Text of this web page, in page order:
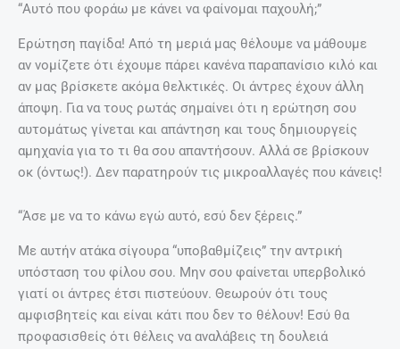
“Αυτό που φοράω με κάνει να φαίνομαι παχουλή;”
Ερώτηση παγίδα! Από τη μεριά μας θέλουμε να μάθουμε
αν νομίζετε ότι έχουμε πάρει κανένα παραπανίσιο κιλό και
αν μας βρίσκετε ακόμα θελκτικές. Οι άντρες έχουν άλλη
άποψη. Για να τους ρωτάς σημαίνει ότι η ερώτηση σου
αυτομάτως γίνεται και απάντηση και τους δημιουργείς
αμηχανία για το τι θα σου απαντήσουν. Αλλά σε βρίσκουν
οκ (όντως!). Δεν παρατηρούν τις μικροαλλαγές που κάνεις!
“Άσε με να το κάνω εγώ αυτό, εσύ δεν ξέρεις.”
Με αυτήν ατάκα σίγουρα “υποβαθμίζεις” την αντρική
υπόσταση του φίλου σου. Μην σου φαίνεται υπερβολικό
γιατί οι άντρες έτσι πιστεύουν. Θεωρούν ότι τους
αμφισβητείς και είναι κάτι που δεν το θέλουν! Εσύ θα
προφασισθείς ότι θέλεις να αναλάβεις τη δουλειά